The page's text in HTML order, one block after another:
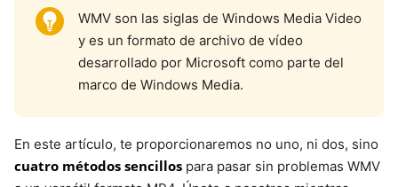
WMV son las siglas de Windows Media Video
y es un formato de archivo de vídeo
desarrollado por Microsoft como parte del
marco de Windows Media.
En este artículo, te proporcionaremos no uno, ni dos, sino
cuatro métodos sencillos para pasar sin problemas WMV